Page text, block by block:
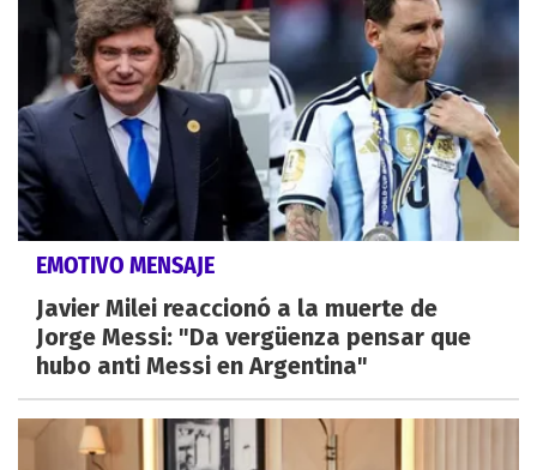
EMOTIVO MENSAJE
Javier Milei reaccionó a la muerte de
Jorge Messi: "Da vergüenza pensar que
hubo anti Messi en Argentina"